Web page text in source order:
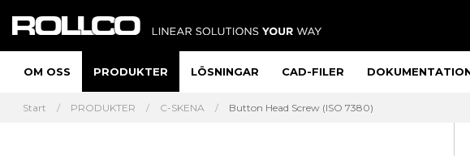
OM OSS PRODUKTER LÖSNINGAR CAD-FILER
Start PRODUKTER C-SKENA Button Head Screw (ISO 7380)